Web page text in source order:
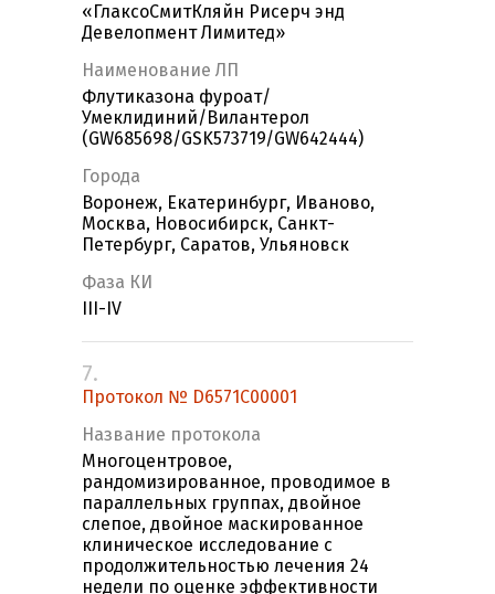
«ГлаксоСмитКляйн Рисерч энд
Девелопмент Лимитед»
Наименование ЛП
Флутиказона фуроат/
Умеклидиний/Вилантерол
(GW685698/GSK573719/GW642444)
Города
Воронеж, Екатеринбург, Иваново,
Москва, Новосибирск, Санкт-
Петербург, Саратов, Ульяновск
Фаза КИ
III-IV
7.
Протокол № D6571C00001
Название протокола
Многоцентровое,
рандомизированное, проводимое в
параллельных группах, двойное
слепое, двойное маскированное
клиническое исследование с
продолжительностью лечения 24
недели по оценке эффективности